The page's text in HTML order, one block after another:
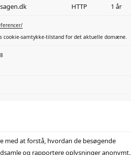
HTTP 1 år
cookie-samtykke-tilstand for det aktuelle domæne.
med at forstå, hvordan de besøgende
og rapportere oplysninger anonymt.